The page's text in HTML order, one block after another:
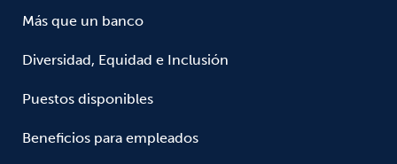
Más que un banco
Diversidad, Equidad e Inclusión
Puestos disponibles
Beneficios para empleados